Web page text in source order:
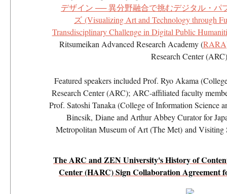
デザイン ── 異分野融合で挑むデジタル・パ
ズ (Visualizing Art and Technology through
Transdisciplinary Challenge in Digital Public
Ritsumeikan Advanced Research Academy (RARA
Research Center (ARC)
Featured speakers included Prof. Ryo Akama
Research Center (ARC); ARC-affiliated faculty
Prof. Satoshi Tanaka (College of Information Science
Bincsik, Diane and Arthur Abbey Curator for
Metropolitan Museum of Art (The Met) and Visiting
The ARC and ZEN University's History of
Center (HARC) Sign Collaboration Agreement